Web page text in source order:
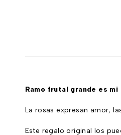
Ramo frutal grande es
La rosas expresan amor,
Este regalo original los